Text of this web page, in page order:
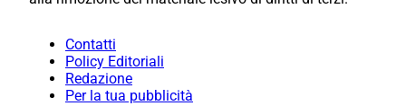
Contatti
Policy Editoriali
Redazione
Per la tua pubblicità